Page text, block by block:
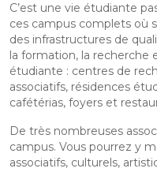
C’est une vie étudiante
ces campus complets où
des infrastructures de
la formation, la recherche
étudiante : centres de
associatifs, résidences
cafétérias, foyers et
De très nombreuses
campus. Vous pourrez y
associatifs, culturels,